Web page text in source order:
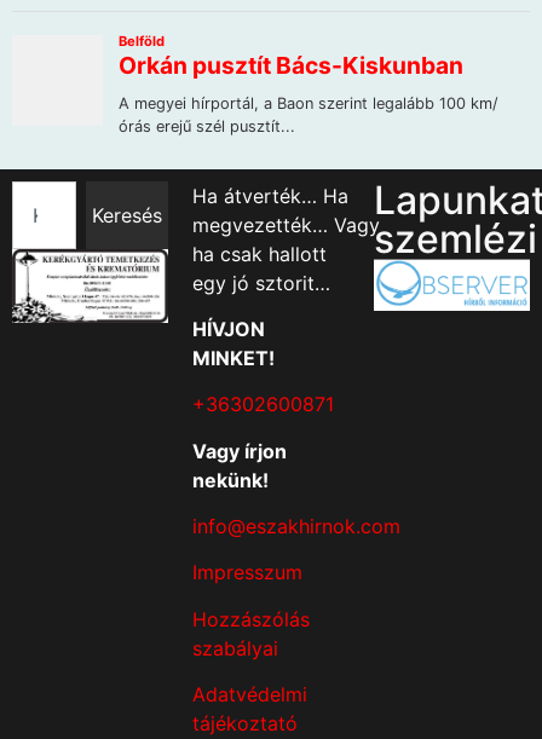
Keresés
Ha átverték… Ha
megvezették… Vagy
ha csak hallott
egy jó sztorit…
HÍVJON
MINKET!
+36302600871
Vagy írjon
nekünk!
info@eszakhirnok.com
Impresszum
Hozzászólás
szabályai
Adatvédelmi
tájékoztató
szemlézi